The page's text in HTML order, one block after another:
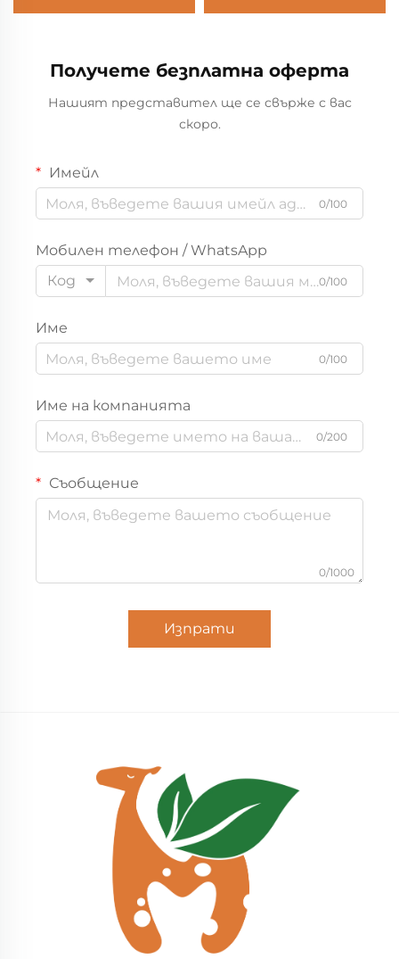
защитна жакетка
Получете безплатна оферта
Нашият представител ще се свърже с вас
скоро.
Имейл
0/100
Мобилен телефон / WhatsApp
Код
0/100
Име
0/100
Име на компанията
0/200
Съобщение
0/1000
Изпрати